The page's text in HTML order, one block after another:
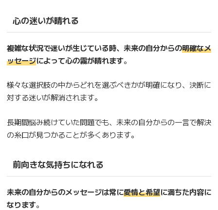
心の迷いが晴れる
複雑な状況で迷いが生じている時、未来の自分からの明確なメ
ッセージによって心の霧が晴れます。
様々な選択肢の中からどれを選ぶべきかが明確になり、決断に
対する迷いが解消されます。
長期間悩み続けていた問題でも、未来の自分からの一言で解決
の糸口が見つかることが多くあります。
前向きな気持ちになれる
未来の自分からのメッセージは常に愛情と希望に満ちた内容に
なります。